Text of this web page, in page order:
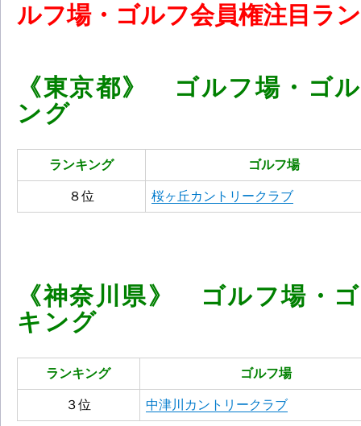
ルフ場・ゴルフ会員権注目ラ
《東京都》 ゴルフ場・ゴ
ング
ランキング ゴルフ場
８位 桜ヶ丘カントリークラブ
《神奈川県》 ゴルフ場・
キング
ランキング ゴルフ場
３位 中津川カントリークラブ